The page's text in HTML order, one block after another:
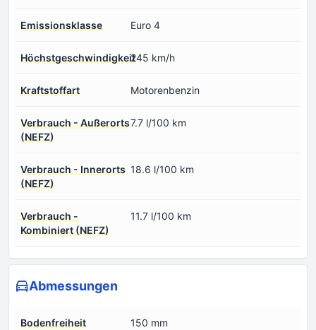
Emissionsklasse Euro 4
Höchstgeschwindigkeit245 km/h
Kraftstoffart Motorenbenzin
Verbrauch - Außerorts
(NEFZ)
7.7 l/100 km
Verbrauch - Innerorts
(NEFZ)
18.6 l/100 km
Verbrauch -
Kombiniert (NEFZ)
11.7 l/100 km
Abmessungen
Bodenfreiheit 150 mm